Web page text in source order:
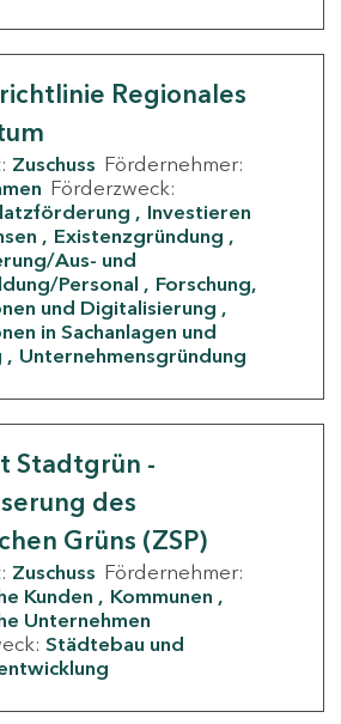
Regionales
Zuschuss Fördernehmer:
Förderzweck:
Investieren
Existenzgründung
Aus- und
Personal
Forschung,
und Digitalisierung
in Sachanlagen und
Unternehmensgründung
Stadtgrün -
des
Grüns (ZSP)
Zuschuss Fördernehmer:
Kunden
Kommunen
Unternehmen
Städtebau und